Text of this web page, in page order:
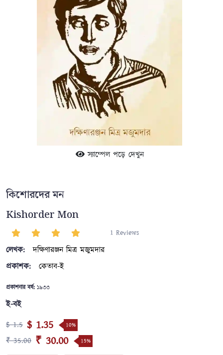
স্যাম্পেল পড়ে দেখুন
কিশোরদের মন
Kishorder Mon
1 Reviews
লেখক:
দক্ষিণারঞ্জন মিত্র মজুমদার
প্রকাশক:
কেতাব-ই
প্রকাশনার বর্ষ: ১৯৩৩
ই-বই
$ 1.5 $ 1.35 10%
₹ 35.00 ₹ 30.00 15%